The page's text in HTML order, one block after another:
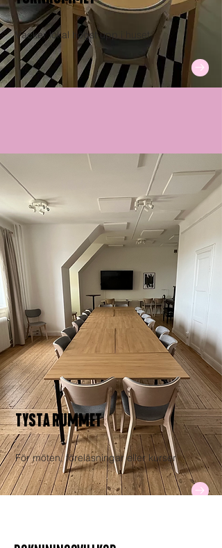
Vacker lokal högst upp i huset
TYSTA RUMMET
För möten, föreläsningar eller kurser